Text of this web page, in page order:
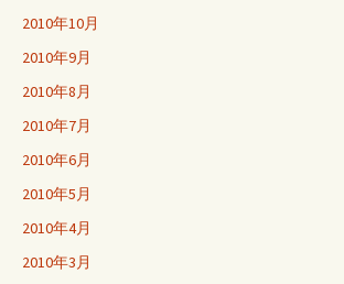
2010年10月
2010年9月
2010年8月
2010年7月
2010年6月
2010年5月
2010年4月
2010年3月